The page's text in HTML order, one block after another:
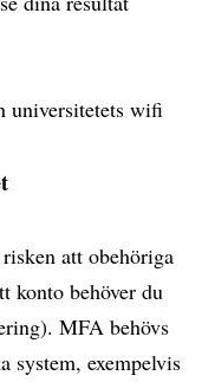
universitetets wifi
att obehöriga
konto behöver du
MFA behövs
system, exempelvis